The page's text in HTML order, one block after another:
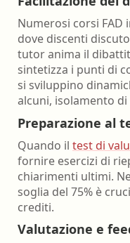
Numerosi corsi
dove discenti
tutor anima il
sintetizza i punti di
si sviluppino
alcuni, isolamento di
Preparazione al
Quando il test di
fornire esercizi di
chiarimenti ultimi.
soglia del 75% è
crediti.
Valutazione e